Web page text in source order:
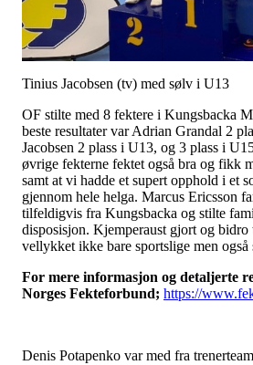
Tinius Jacobsen (tv) med sølv i U13
OF stilte med 8 fektere i Kungsbacka
beste resultater var Adrian Grandal 2
Jacobsen 2 plass i U13, og 3 plass i
øvrige fekterne fektet også bra og fikk
samt at vi hadde et supert opphold i et
gjennom hele helga. Marcus Ericsson
tilfeldigvis fra Kungsbacka og stilte
disposisjon. Kjemperaust gjort og
vellykket ikke bare sportslige men også
For mere informasjon og detaljerte
Norges Fekteforbund; https://
Denis Potapenko var med fra